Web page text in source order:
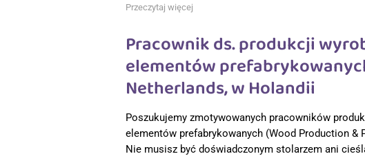
Przeczytaj więcej
Pracownik ds. produkcji
elementów
Netherlands, w Holandii
Poszukujemy zmotywowanych pracowników
elementów prefabrykowanych (Wood Production
Nie musisz być doświadczonym stolarzem ani